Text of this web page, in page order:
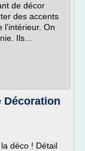
de décor
des accents
l'intérieur. On
Ils...
Décoration
déco ! Détail